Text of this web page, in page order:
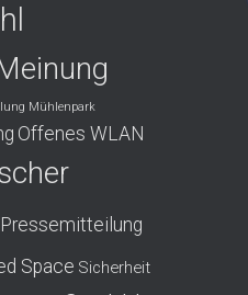
Mühlenpark
Offenes WLAN
Pressemitteilung
Space Sicherheit